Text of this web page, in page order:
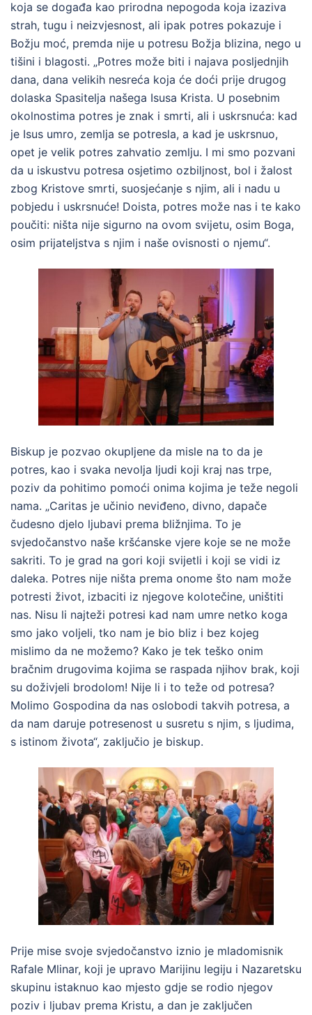
koja se događa kao prirodna nepogoda koja izaziva
strah, tugu i neizvjesnost, ali ipak potres pokazuje i
Božju moć, premda nije u potresu Božja blizina, nego u
tišini i blagosti. „Potres može biti i najava posljednjih
dana, dana velikih nesreća koja će doći prije drugog
dolaska Spasitelja našega Isusa Krista. U posebnim
okolnostima potres je znak i smrti, ali i uskrsnuća: kad
je Isus umro, zemlja se potresla, a kad je uskrsnuo,
opet je velik potres zahvatio zemlju. I mi smo pozvani
da u iskustvu potresa osjetimo ozbiljnost, bol i žalost
zbog Kristove smrti, suosjećanje s njim, ali i nadu u
pobjedu i uskrsnuće! Doista, potres može nas i te kako
poučiti: ništa nije sigurno na ovom svijetu, osim Boga,
osim prijateljstva s njim i naše ovisnosti o njemu“.
Biskup je pozvao okupljene da misle na to da je
potres, kao i svaka nevolja ljudi koji kraj nas trpe,
poziv da pohitimo pomoći onima kojima je teže negoli
nama. „Caritas je učinio neviđeno, divno, dapače
čudesno djelo ljubavi prema bližnjima. To je
svjedočanstvo naše kršćanske vjere koje se ne može
sakriti. To je grad na gori koji svijetli i koji se vidi iz
daleka. Potres nije ništa prema onome što nam može
potresti život, izbaciti iz njegove kolotečine, uništiti
nas. Nisu li najteži potresi kad nam umre netko koga
smo jako voljeli, tko nam je bio bliz i bez kojeg
mislimo da ne možemo? Kako je tek teško onim
bračnim drugovima kojima se raspada njihov brak, koji
su doživjeli brodolom! Nije li i to teže od potresa?
Molimo Gospodina da nas oslobodi takvih potresa, a
da nam daruje potresenost u susretu s njim, s ljudima,
s istinom života“, zaključio je biskup.
Prije mise svoje svjedočanstvo iznio je mladomisnik
Rafale Mlinar, koji je upravo Marijinu legiju i Nazaretsku
skupinu istaknuo kao mjesto gdje se rodio njegov
poziv i ljubav prema Kristu, a dan je zaključen